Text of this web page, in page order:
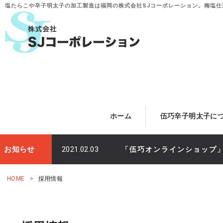
塩たらこや辛子明太子の加工製造は福岡の株式会社SJコーポレーション。 梅塩
ホーム 伍巧辛子明太子に
お知らせ 2021.02.03 「伍巧オンラインショップ
HOME 採用情報